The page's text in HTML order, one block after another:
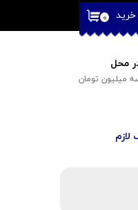
محل
میلیون تومان
۰
لازم